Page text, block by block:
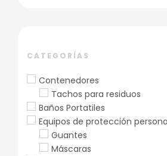
CATEGORÍAS
Contenedores
Tachos para residuos
Baños Portatiles
Equipos de protección
Guantes
Máscaras